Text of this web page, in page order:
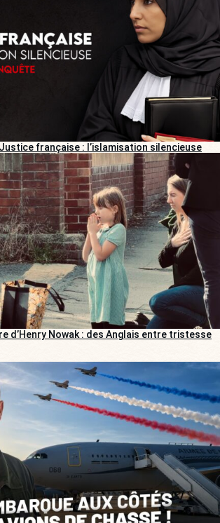
Justice française : l’islamisation silencieuse
d’Henry Nowak : des Anglais entre tristesse